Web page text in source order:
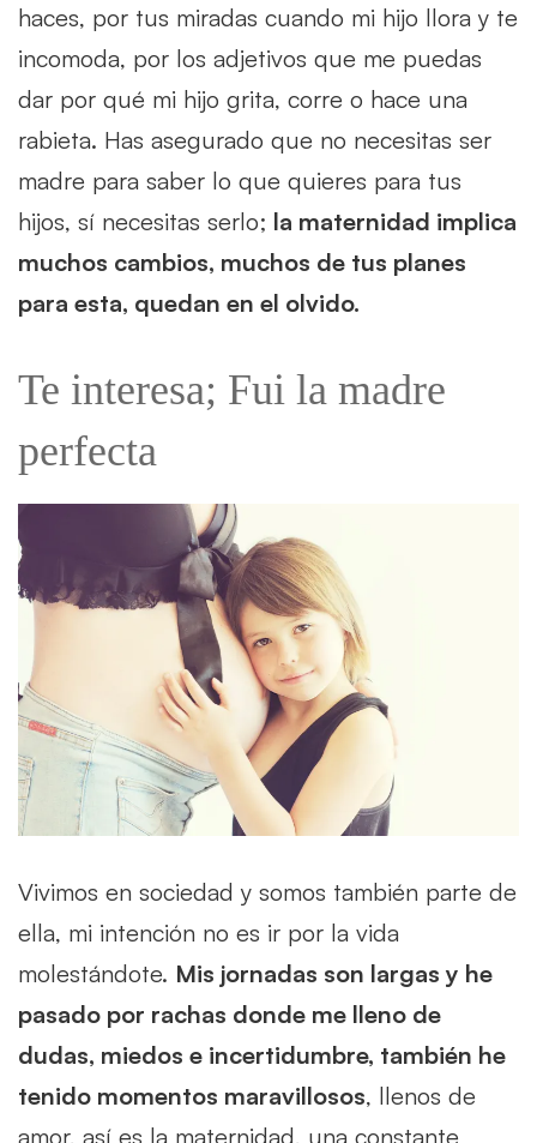
haces, por tus miradas cuando mi hijo llora y te
incomoda, por los adjetivos que me puedas
dar por qué mi hijo grita, corre o hace una
rabieta. Has asegurado que no necesitas ser
madre para saber lo que quieres para tus
hijos, sí necesitas serlo; la maternidad implica
muchos cambios, muchos de tus planes
para esta, quedan en el olvido.
Te interesa; Fui la madre
perfecta
Vivimos en sociedad y somos también parte de
ella, mi intención no es ir por la vida
molestándote. Mis jornadas son largas y he
pasado por rachas donde me lleno de
dudas, miedos e incertidumbre, también he
tenido momentos maravillosos, llenos de
amor, así es la maternidad, una constante